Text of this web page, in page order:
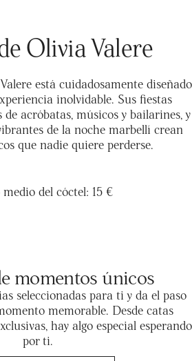
Olivia Valere
está cuidadosamente diseñado
inolvidable. Sus fiestas
acróbatas, músicos y bailarines, y
de la noche marbellí crean
que nadie quiere perderse.
del cóctel: 15 €
momentos únicos
seleccionadas para ti y da el paso
memorable. Desde catas
hay algo especial esperando
por ti.